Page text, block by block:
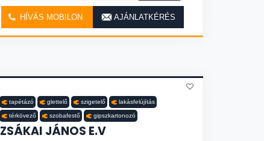
HÍVÁS MOBILON AJÁNLATKÉRÉS
tapétázó glettelő szigetelő lakásfelújítás
térkövező szobafestő gipszkartonozó
ZSÁKAI JÁNOS E.V